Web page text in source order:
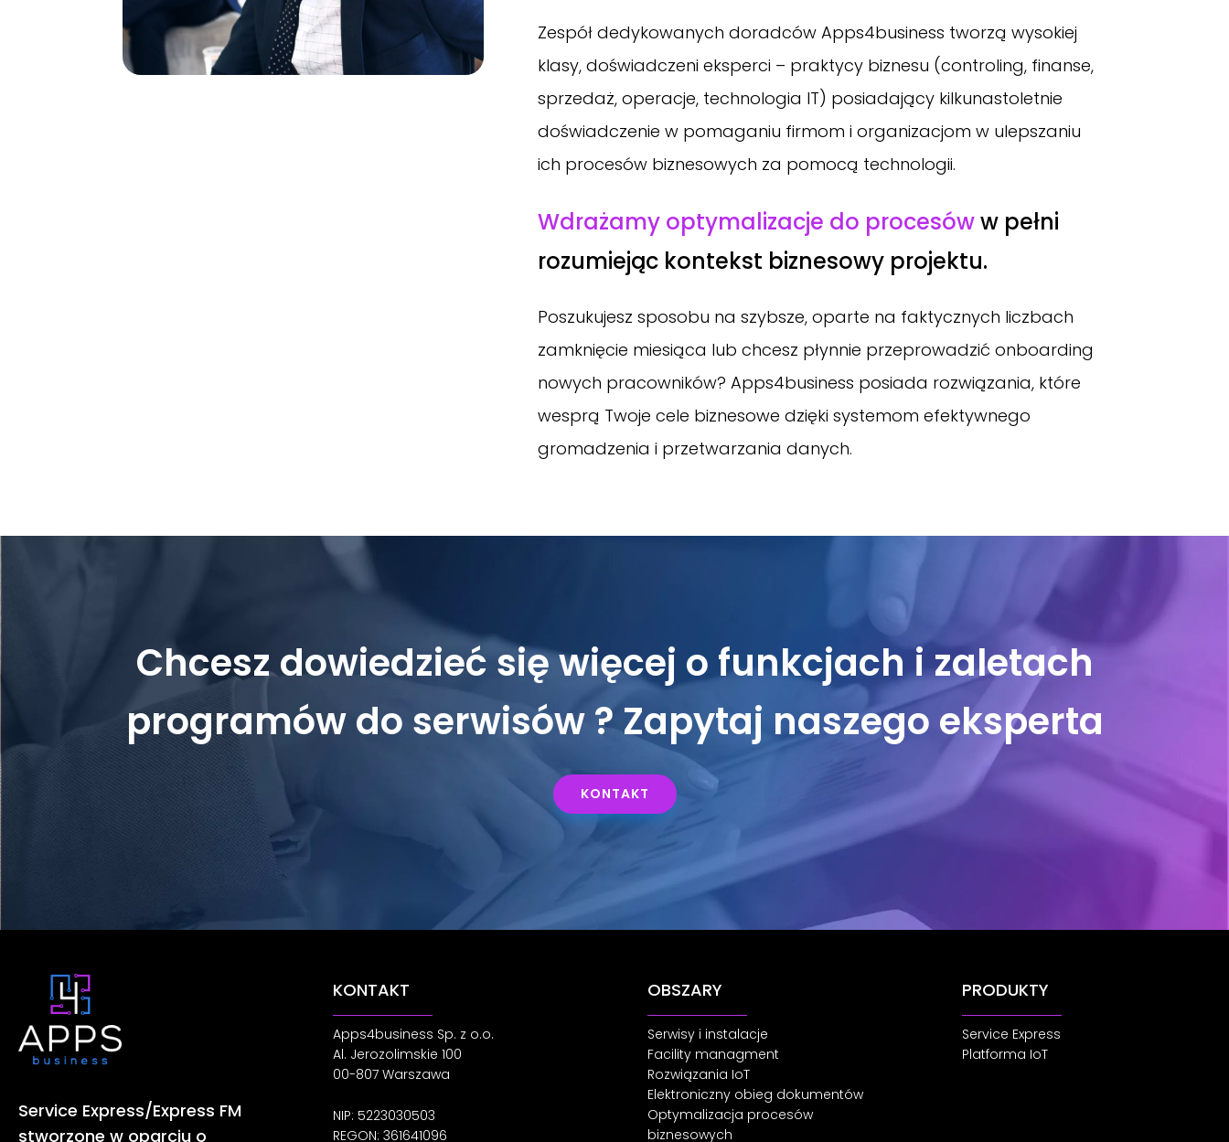
Zespół dedykowanych doradców Apps4business tworzą wysokiej
klasy, doświadczeni eksperci – praktycy biznesu (controling, finanse,
sprzedaż, operacje, technologia IT) posiadający kilkunastoletnie
doświadczenie w pomaganiu firmom i organizacjom w ulepszaniu
ich procesów biznesowych za pomocą technologii.
Wdrażamy optymalizacje do procesóww pełni
rozumiejąc kontekst biznesowy projektu.
Poszukujesz sposobu na szybsze, oparte na faktycznych liczbach
zamknięcie miesiąca lub chcesz płynnie przeprowadzić onboarding
nowych pracowników? Apps4business posiada rozwiązania, które
wesprą Twoje cele biznesowe dzięki systemom efektywnego
gromadzenia i przetwarzania danych.
Chcesz dowiedzieć się więcej o funkcjach i zaletach
programów do serwisów ? Zapytaj naszego eksperta
KONTAKT
Service Express/Express FM
stworzone w oparciu o
KONTAKT
Apps4business Sp. z o.o.
Al. Jerozolimskie 100
00-807 Warszawa
NIP: 5223030503
REGON: 361641096
OBSZARY
Serwisy i instalacje
Facility managment
Rozwiązania IoT
Elektroniczny obieg dokumentów
Optymalizacja procesów
biznesowych
PRODUKTY
Service Express
Platforma IoT